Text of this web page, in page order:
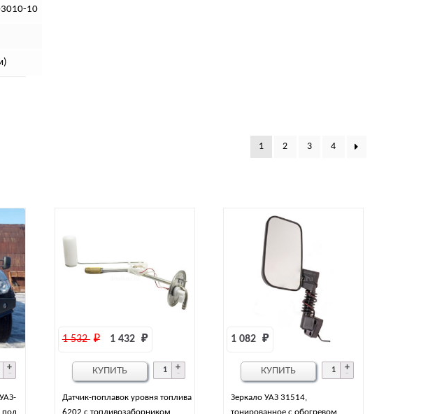
10
1 2 3 4
Датчик-поплавок уровня топлива
1 532 ₽ 1 432 ₽
КУПИТЬ
Зеркало УАЗ 31514,
1 082 ₽
КУПИТЬ